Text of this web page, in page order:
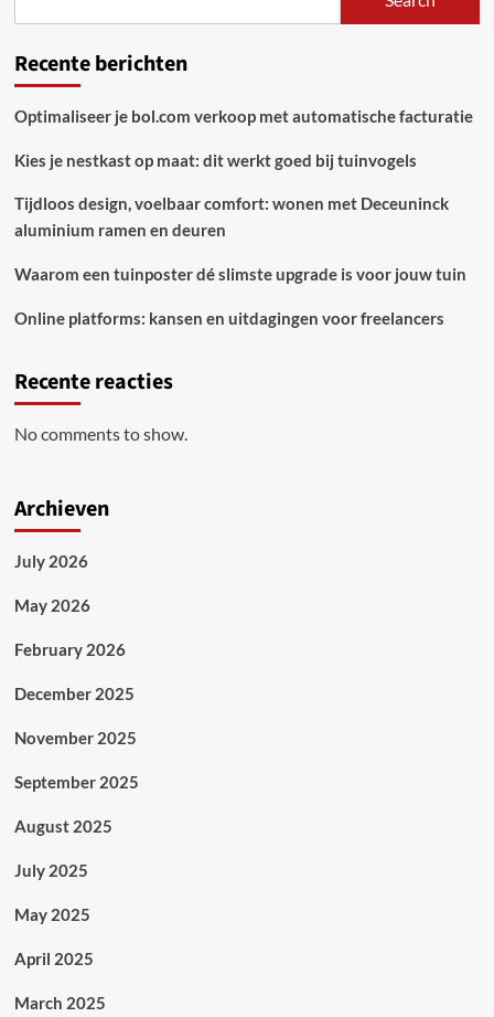
tot
verfrissing
Recente berichten
Optimaliseer je bol.com verkoop met automatische facturatie
Kies je nestkast op maat: dit werkt goed bij tuinvogels
Tijdloos design, voelbaar comfort: wonen met Deceuninck
aluminium ramen en deuren
Waarom een tuinposter dé slimste upgrade is voor jouw tuin
Online platforms: kansen en uitdagingen voor freelancers
Recente reacties
No comments to show.
Archieven
July 2026
May 2026
February 2026
December 2025
November 2025
September 2025
August 2025
July 2025
May 2025
April 2025
March 2025